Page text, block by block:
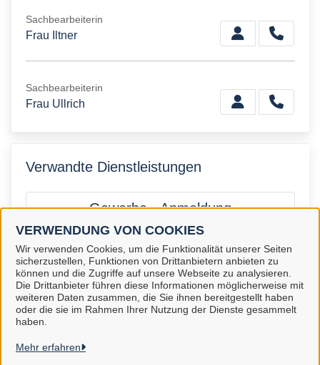
VERWENDUNG VON COOKIES
Wir verwenden Cookies, um die Funktionalität unserer Seiten
sicherzustellen, Funktionen von Drittanbietern anbieten zu
können und die Zugriffe auf unsere Webseite zu analysieren.
Die Drittanbieter führen diese Informationen möglicherweise mit
weiteren Daten zusammen, die Sie ihnen bereitgestellt haben
oder die sie im Rahmen Ihrer Nutzung der Dienste gesammelt
haben.
Mehr erfahren
Sachbearbeiterin
Frau Iltner
Sachbearbeiterin
Frau Ullrich
Verwandte Dienstleistungen
Gewerbe - Anmeldung
Stadt Gifhorn
Alle Rechte vorbehalten